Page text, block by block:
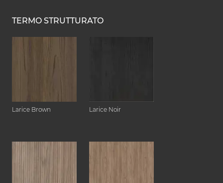
TERMO STRUTTURATO
Larice Brown Larice Noir